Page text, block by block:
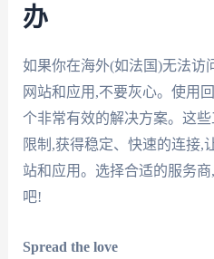
办
如果你在海外(如法国)无法访
网站和应用,不要灰心。使用
个非常有效的解决方案。这
限制,获得稳定、快速的连接,
站和应用。选择合适的服务
吧!
Spread the love